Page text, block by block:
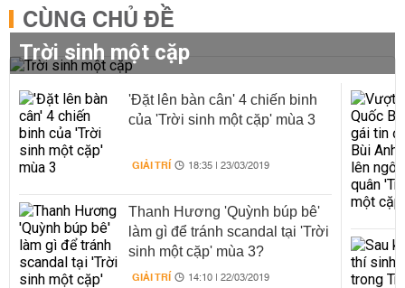
CÙNG CHỦ ĐỀ
Trời sinh một cặp
'Đặt lên bàn cân' 4 chiến binh
của 'Trời sinh một cặp' mùa 3
GIẢI TRÍ 18:35 | 23/03/2019
Thanh Hương 'Quỳnh búp bê'
làm gì để tránh scandal tại 'Trời
sinh một cặp' mùa 3?
GIẢI TRÍ 14:10 | 22/03/2019